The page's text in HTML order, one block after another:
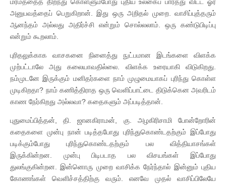
அனுபவத்தைப் பெறுகிறான். இது ஒரு அறிதல் முறை. வாசிப்புத்தரும்
ஆனந்தம் அல்லது அதிர்ச்சி என்றும் சொல்லலாம். ஒரு கண்டுபிடிப்பு
என்றும் கூறலாம்.
புரிதலுக்காக வாசகனை நினைத்து நுட்பமான இடங்களை விளக்க
முற்பட்டாலே அது கலையாவதில்லை. விளக்க உரையாகி விடுகிறது.
நம்முடனே இருக்கும் மனிதர்களை நாம் முழுமையாகப் புரிந்து கொள்ள
முடிகிறதா? நாம் கணித்திராத ஒரு வெளிப்பாட்டை திடுக்கென அவரிடம்
காண நேர்கிறது அல்லவா? கதைகளும் அப்படித்தான்.
புதுமைப்பித்தன், தி. ஜானகிராமன், கு. அழகிரிசாமி போன்றோரின்
கதைகளை முன்பு நான் படித்தபோது புரிந்துகொண்டதற்கும் இப்போது
படிக்கும்போது புரிந்துகொண்டதற்கும் பல வித்தியாசங்கள்
இருக்கின்றன. முன்பு பிடிபடாத பல விசயங்கள் இப்போது
துலங்குகின்றன. இன்னொரு முறை வாசிக்க நேர்ந்தால் இன்னும் புதிய
கோணங்கள் வெளிச்சத்திற்கு வரும். எனவே முதல் வாசிப்பிலேயே